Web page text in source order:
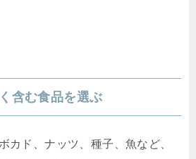
含む食品を選ぶ
カド、ナッツ、種子、魚など、